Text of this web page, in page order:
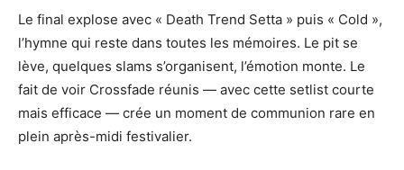
Le final explose avec « Death Trend Setta » puis « Cold »,
l’hymne qui reste dans toutes les mémoires. Le pit se
lève, quelques slams s’organisent, l’émotion monte. Le
fait de voir Crossfade réunis — avec cette setlist courte
mais efficace — crée un moment de communion rare en
plein après-midi festivalier.